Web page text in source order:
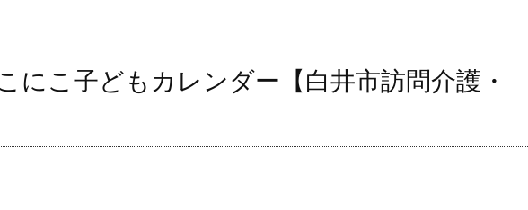
こ子どもカレンダー【白井市訪問介護・